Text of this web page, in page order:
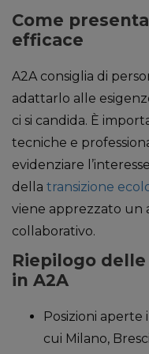
Come
efficace
A2A consiglia di
adattarlo alle
ci si candida. È
tecniche e
evidenziare
della transizione
viene apprezzato un
collaborativo.
Riepilogo
in A2A
Posizioni aperte
cui Milano,